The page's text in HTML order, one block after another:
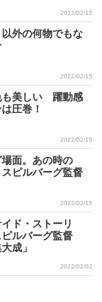
2022/02/15
以外の何物でもな
2022/02/15
も美しい 躍動感
圧巻！
2022/02/15
場面。あの時の
スピルバーグ監督
2022/02/15
ド・ストーリ
ルバーグ監督
成」
2022/02/02